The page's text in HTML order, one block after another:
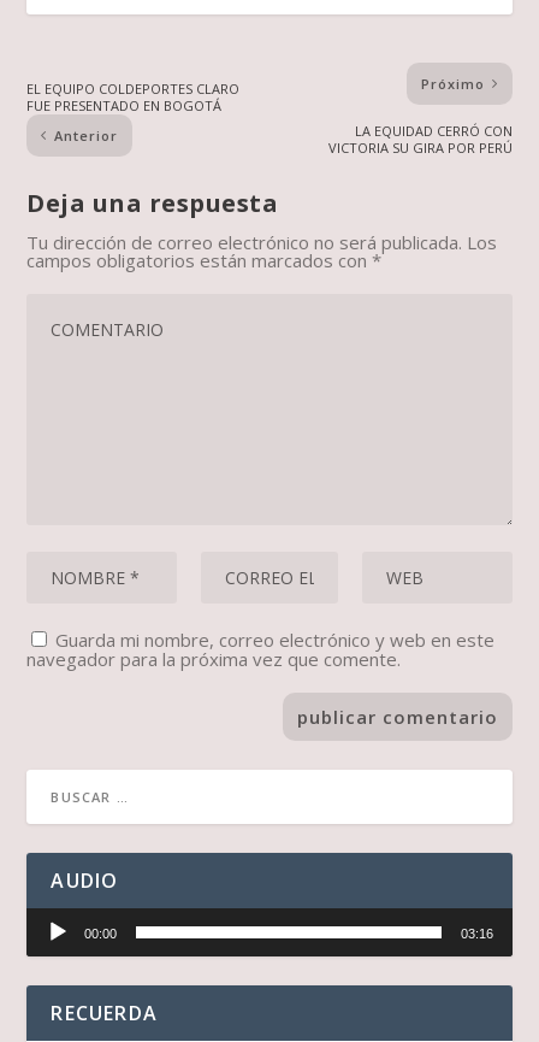
EL EQUIPO COLDEPORTES CLARO
FUE PRESENTADO EN BOGOTÁ
Anterior
Próximo
LA EQUIDAD CERRÓ CON
VICTORIA SU GIRA POR PERÚ
Deja una respuesta
Tu dirección de correo electrónico no será publicada. Los
campos obligatorios están marcados con*
Guarda mi nombre, correo electrónico y web en este
navegador para la próxima vez que comente.
AUDIO
audio
00:00 03:16
RECUERDA